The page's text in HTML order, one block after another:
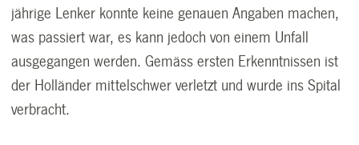
jährige Lenker konnte keine genauen Angaben machen,
was passiert war, es kann jedoch von einem Unfall
ausgegangen werden. Gemäss ersten Erkenntnissen ist
der Holländer mittelschwer verletzt und wurde ins Spital
verbracht.